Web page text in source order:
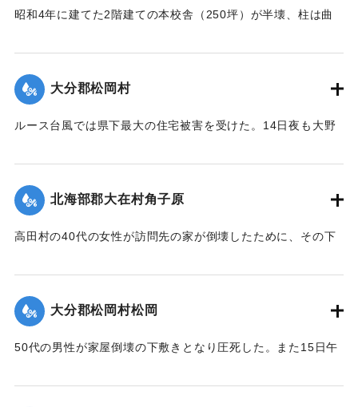
保馬氏ト両川村議會長安部邦夫氏ノ聡明ト侠氣トハ快ク地元
数
十万圓ノ巨費ヲ投ジ着工数ヶ月ニシテ縣北屈指ノ雄大堅牢ヲ
挺
身的協力トハ其効績實ニ著大ナモノガアル 僅々五十戸ニ過
ギ
設
サレタ事ハ時代文化ノ餘澤トハ言ヘ實ニ一世ノ奇蹟トシテ交
通
昭和4年に建てた2階建ての本校舎（250坪）が半壊、柱は曲
全部使用不能に陥り、420名の生徒は教室を失ってしまった。
緊急臨時村議会の結果、割合損害の少ない2階建ての講堂兼教
室に1年2学級と6年2学級を収容、他の8学級300名を桑原、目
したが生徒が多数のため机を入れることもできず、板の間に
｜固有コード:
大分郡松岡村
ルース台風では県下最大の住宅被害を受けた。14日夜も大野
れ被害のひどかった松岡、菰田集落ではわずか9戸のうち住宅
2戸、非住家5戸、死者1人を出した。そのほか建物の全半壊は
310棟を数えた。
【出典：大分合同新聞 1951年10月22日朝刊1面】
北海部郡大在村角子原
高田村の40代の女性が訪問先の家が倒壊したために、その下
｜固有コード:
大分郡松岡村松岡
50代の男性が家屋倒壊の下敷きとなり圧死した。また15日午
防署の調べによると損害17万円。